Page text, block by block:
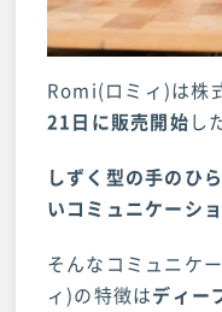
Romi(ロミィ)は株
21日に販売開始し
しずく型の手のひ
いコミュニケーシ
そんなコミュニケ
ィ)の特徴はディー